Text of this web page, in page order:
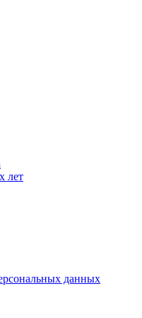
лет
данных